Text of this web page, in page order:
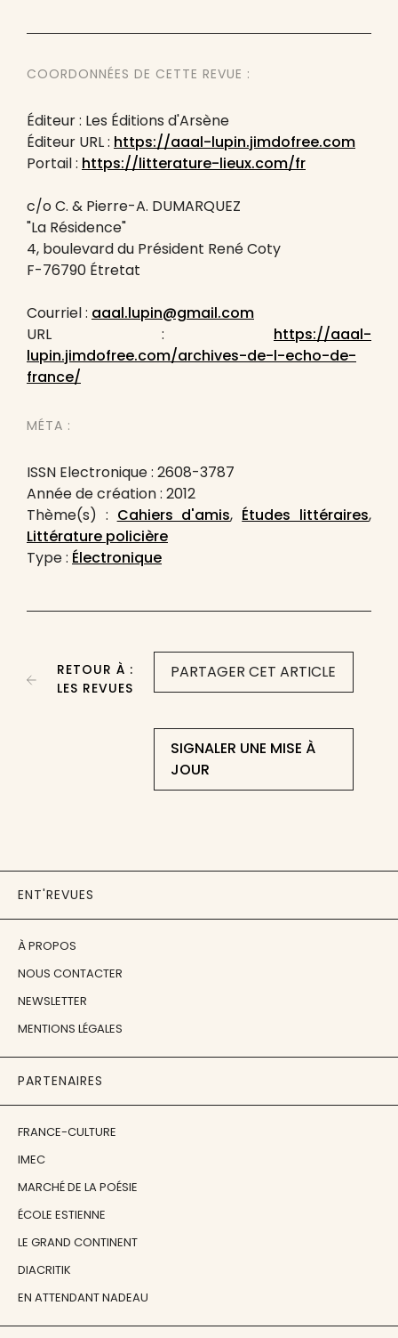
COORDONNÉES DE CETTE REVUE :
Éditeur : Les Éditions d'Arsène
Éditeur URL : https://aaal-lupin.jimdofree.com
Portail : https://litterature-lieux.com/fr
c/o C. & Pierre-A. DUMARQUEZ
"La Résidence"
4, boulevard du Président René Coty
F-76790 Étretat
Courriel : aaal.lupin@gmail.com
URL : https://aaal-
lupin.jimdofree.com/archives-de-l-echo-de-
france/
MÉTA :
ISSN Electronique : 2608-3787
Année de création : 2012
Thème(s) : Cahiers d'amis, Études littéraires,
Littérature policière
Type : Électronique
PARTAGER CET ARTICLE
SIGNALER UNE MISE À
JOUR
RETOUR À :
LES REVUES
ENT'REVUES
À PROPOS
NOUS CONTACTER
NEWSLETTER
MENTIONS LÉGALES
PARTENAIRES
FRANCE-CULTURE
IMEC
MARCHÉ DE LA POÉSIE
ÉCOLE ESTIENNE
LE GRAND CONTINENT
DIACRITIK
EN ATTENDANT NADEAU